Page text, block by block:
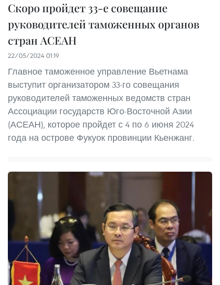
Скоро пройдет 33-е совещание
руководителей таможенных органов
стран АСЕАН
22/05/2024 01:19
Главное таможенное управление Вьетнама
выступит организатором 33-го совещания
руководителей таможенных ведомств стран
Ассоциации государств Юго-Восточной Азии
(АСЕАН), которое пройдет с 4 по 6 июня 2024
года на острове Фукуок провинции Кьенжанг.